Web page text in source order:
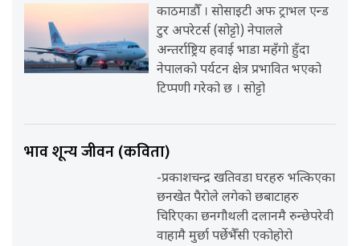
काठमाडौँ । सोसाइटी अफ ट्राभल एन्ड
टुर अपरेटर्स (सोट्टो) नेपालले
अन्तर्राष्ट्रिय हवाई भाडा महँगो हुँदा
नेपालको पर्यटन क्षेत्र प्रभावित भएको
टिप्पणी गरेको छ । सोट्टो
भाव शून्य जीवन (कविता)
-प्रकाशचन्द्र खतिवडा घरहरु भत्किएका
छनखेत पैरोले लगेको छबाटाहरु
चिरिएका छनगौथली दलानमै रुन्छेपरेवी
वाहामै मुर्छा पर्छेभैँसी एकोहोरो